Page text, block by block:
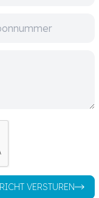
VERSTUREN